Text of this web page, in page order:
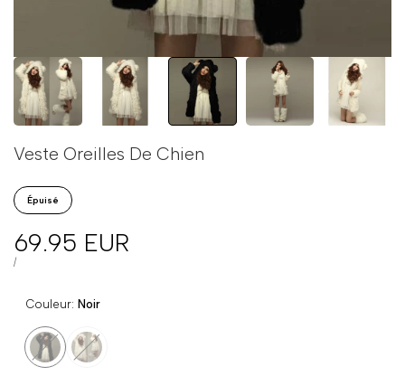
Veste Oreilles De Chien
Épuisé
Prix
en
69.95 EUR
PRIX
/PAR
Couleur: Noir